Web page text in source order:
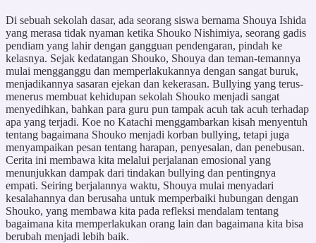
Di sebuah sekolah dasar, ada seorang siswa bernama Shouya Ishida
yang merasa tidak nyaman ketika Shouko Nishimiya, seorang gadis
pendiam yang lahir dengan gangguan pendengaran, pindah ke
kelasnya. Sejak kedatangan Shouko, Shouya dan teman-temannya
mulai mengganggu dan memperlakukannya dengan sangat buruk,
menjadikannya sasaran ejekan dan kekerasan. Bullying yang terus-
menerus membuat kehidupan sekolah Shouko menjadi sangat
menyedihkan, bahkan para guru pun tampak acuh tak acuh terhadap
apa yang terjadi. Koe no Katachi menggambarkan kisah menyentuh
tentang bagaimana Shouko menjadi korban bullying, tetapi juga
menyampaikan pesan tentang harapan, penyesalan, dan penebusan.
Cerita ini membawa kita melalui perjalanan emosional yang
menunjukkan dampak dari tindakan bullying dan pentingnya
empati. Seiring berjalannya waktu, Shouya mulai menyadari
kesalahannya dan berusaha untuk memperbaiki hubungan dengan
Shouko, yang membawa kita pada refleksi mendalam tentang
bagaimana kita memperlakukan orang lain dan bagaimana kita bisa
berubah menjadi lebih baik.